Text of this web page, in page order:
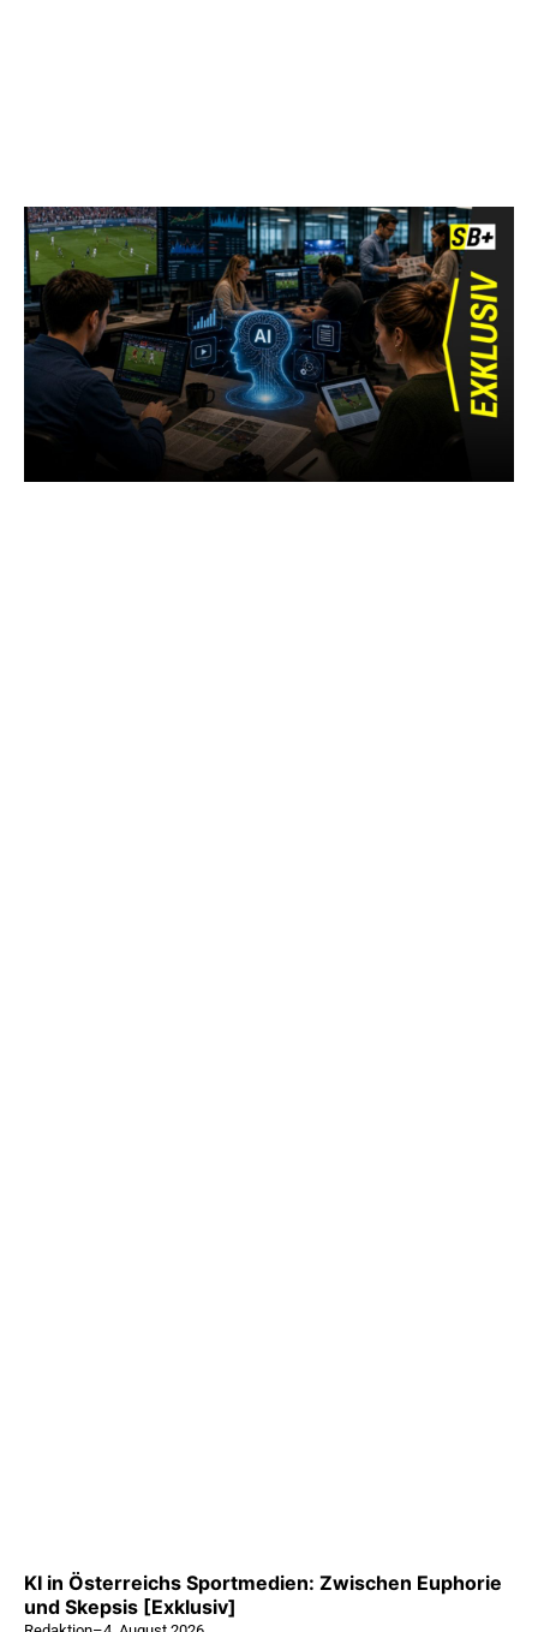
KI in Österreichs Sportmedien: Zwischen Euphorie
und Skepsis [Exklusiv]